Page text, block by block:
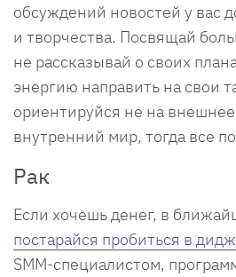
обсуждений новостей у вас
и творчества. Посвящай
не рассказывай о своих
энергию направить на свои
ориентируйся не на
внутренний мир, тогда все
Рак
Если хочешь денег, в
постарайся пробиться в
SMM-специалистом,